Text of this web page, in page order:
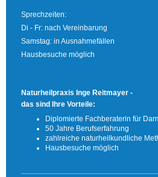
Sprechzeiten:
Di - Fr: nach Vereinbarung
Samstag: in Ausnahmefällen
Hausbesuche möglich
Naturheilpraxis Inge Reitmayer -
das sind Ihre Vorteile:
Diplomierte Fachberaterin für
50 Jahre Berufserfahrung
zahlreiche naturheilkundliche
Hausbesuche möglich